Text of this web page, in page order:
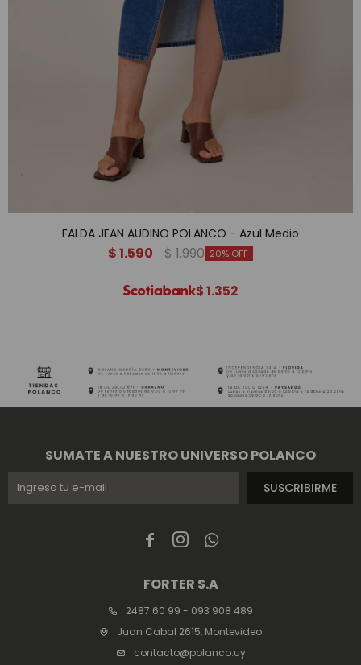
FALDA JEAN AUDINO POLANCO - Azul Medio
$1.590 $1.990 20
$1.352
  
FORTER S.A
2487 60 99 - 093 908 489
Juan Cabal 2615, Montevideo
contacto@polanco.uy
SUMATE A NUESTRO UNIVERSO POLANCO
SUSCRIBIRME